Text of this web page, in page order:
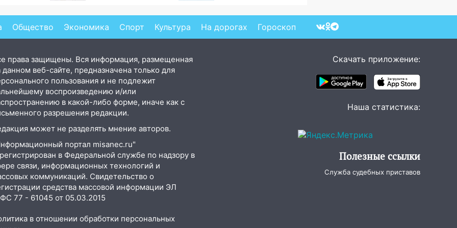
Общество Экономика Спорт Культура На дорогах Гороскоп
права защищены. Вся информация, размещенная
данном веб-сайте, предназначена только для
пользования и не подлежит
воспроизведению и/или
в какой-либо форме, иначе как с
разрешения редакции.
может не разделять мнение авторов.
портал misanec.ru"
в Федеральной службе по надзору в
связи, информационных технологий и
коммуникаций. Свидетельство о
средства массовой информации ЭЛ
77 - 61045 от 05.03.2015
в отношении обработки персональных
Скачать приложение:
Наша статистика:
Полезные ссылки
Служба судебных приставов